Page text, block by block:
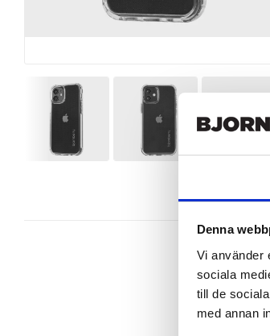
Denna
Vi använder
sociala
till de
med annan
A nice thin